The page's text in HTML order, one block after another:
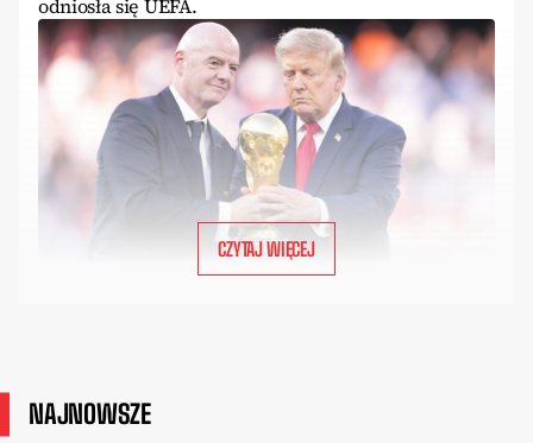
odniosła się UEFA.
CZYTAJ WIĘCEJ
NAJNOWSZE